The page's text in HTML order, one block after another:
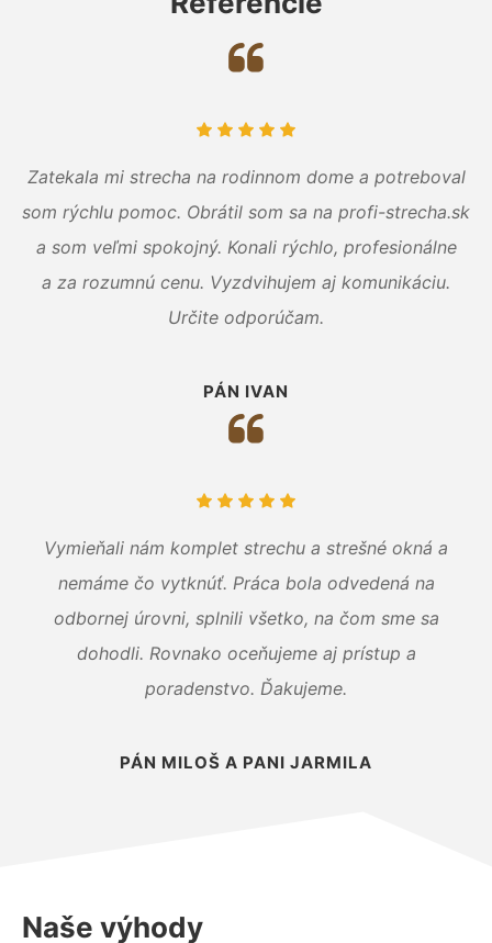
Zatekala mi strecha na rodinnom dome a potreboval
som rýchlu pomoc. Obrátil som sa na profi-strecha.sk
a som veľmi spokojný. Konali rýchlo, profesionálne
a za rozumnú cenu. Vyzdvihujem aj komunikáciu.
Určite odporúčam.
PÁN IVAN
Vymieňali nám komplet strechu a strešné okná a
nemáme čo vytknúť. Práca bola odvedená na
odbornej úrovni, splnili všetko, na čom sme sa
dohodli. Rovnako oceňujeme aj prístup a
poradenstvo. Ďakujeme.
PÁN MILOŠ A PANI JARMILA
Naše výhody